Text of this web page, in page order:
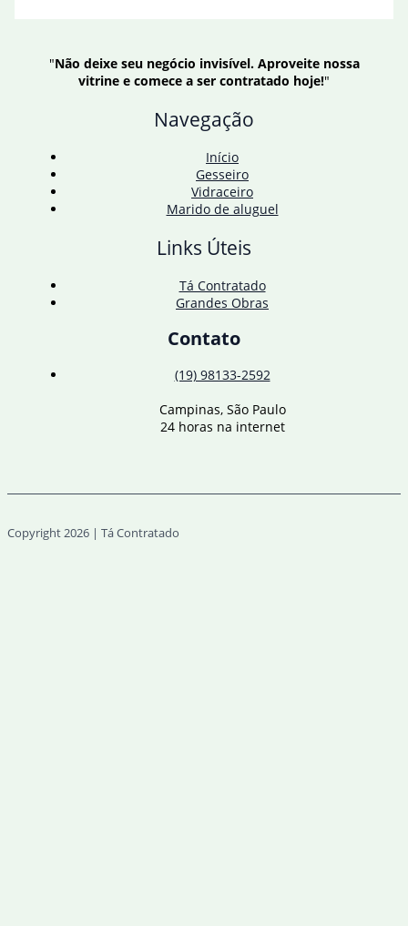
região
inundada
"Não deixe seu negócio invisível. Aproveite nossa
vitrine e comece a ser contratado hoje!"
Navegação
Início
Gesseiro
Vidraceiro
Marido de aluguel
Links Úteis
Tá Contratado
Grandes Obras
Contato
(19) 98133-2592
Campinas, São Paulo
24 horas na internet
Copyright 2026 | Tá Contratado